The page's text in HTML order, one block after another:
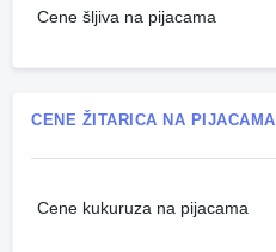
Cene šljiva na pijacama
CENE ŽITARICA NA PIJACAMA
Cene kukuruza na pijacama